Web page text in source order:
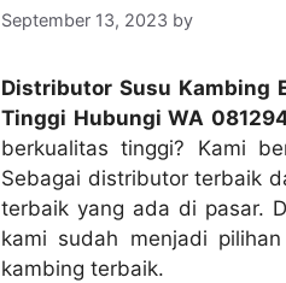
September 13, 2023 by
Distributor Susu Kambing
Tinggi Hubungi WA
berkualitas tinggi? Kami
Sebagai distributor terbaik
terbaik yang ada di pasar.
kami sudah menjadi
kambing terbaik.